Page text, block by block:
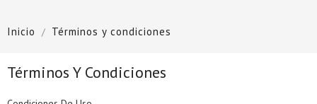
Inicio Términos y condiciones
Términos Y Condiciones